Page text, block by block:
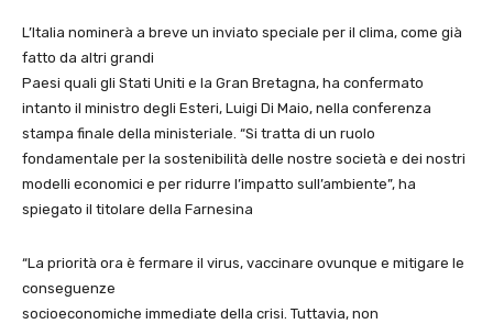
L’Italia nominerà a breve un inviato speciale per il clima, come già
fatto da altri grandi
Paesi quali gli Stati Uniti e la Gran Bretagna, ha confermato
intanto il ministro degli Esteri, Luigi Di Maio, nella conferenza
stampa finale della ministeriale. “Si tratta di un ruolo
fondamentale per la sostenibilità delle nostre società e dei nostri
modelli economici e per ridurre l’impatto sull’ambiente”, ha
spiegato il titolare della Farnesina
“La priorità ora è fermare il virus, vaccinare ovunque e mitigare le
conseguenze
socioeconomiche immediate della crisi. Tuttavia, non